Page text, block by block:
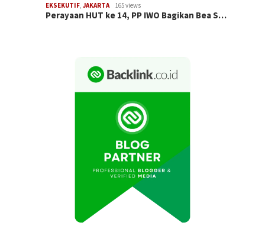
EKSEKUTIF JAKARTA 165 views
Perayaan HUT ke 14, PP IWO Bagikan Bea S…